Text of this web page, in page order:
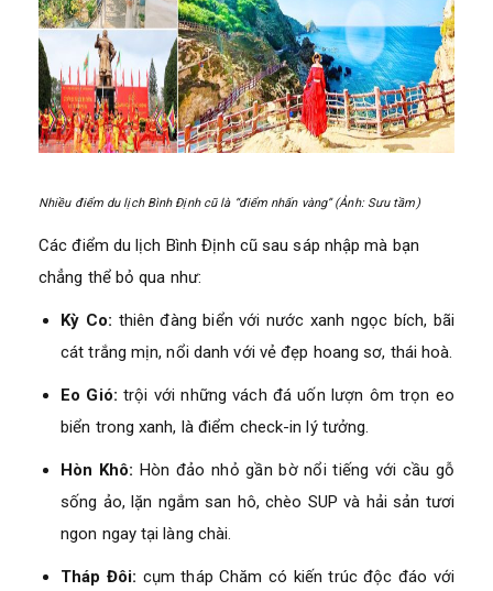
Nhiều điểm du lịch Bình Định cũ là “điểm nhấn vàng” (Ảnh: Sưu tầm)
Các điểm du lịch Bình Định cũ sau sáp nhập mà bạn
chẳng thể bỏ qua như:
Kỳ Co: thiên đàng biển với nước xanh ngọc bích, bãi
cát trắng mịn, nổi danh với vẻ đẹp hoang sơ, thái hoà.
Eo Gió: trội với những vách đá uốn lượn ôm trọn eo
biển trong xanh, là điểm check-in lý tưởng.
Hòn Khô: Hòn đảo nhỏ gần bờ nổi tiếng với cầu gỗ
sống ảo, lặn ngắm san hô, chèo SUP và hải sản tươi
ngon ngay tại làng chài.
Tháp Đôi: cụm tháp Chăm có kiến trúc độc đáo với